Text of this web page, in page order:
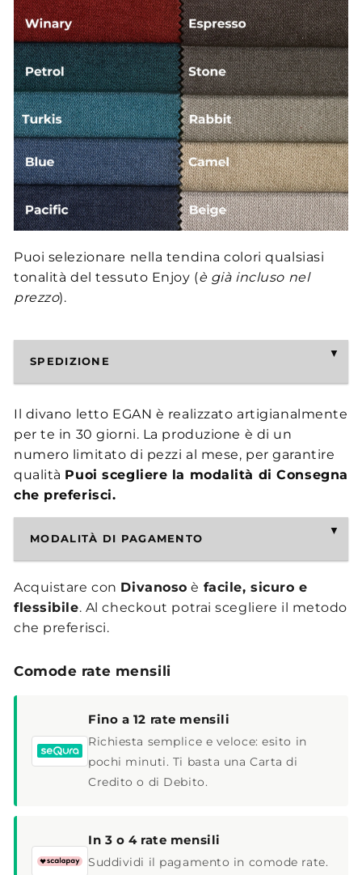
Puoi selezionare nella tendina colori qualsiasi
tonalità del tessuto Enjoy (è già incluso nel
prezzo).
SPEDIZIONE
Il divano letto EGAN è realizzato artigianalmente
per te in 30 giorni. La produzione è di un
numero limitato di pezzi al mese, per garantire
qualità Puoi scegliere la modalità di Consegna
che preferisci.
MODALITÀ DI PAGAMENTO
Acquistare con Divanoso è facile, sicuro e
flessibile. Al checkout potrai scegliere il metodo
che preferisci.
Comode rate mensili
Fino a 12 rate mensili
Richiesta semplice e veloce: esito in
pochi minuti. Ti basta una Carta di
Credito o di Debito.
In 3 o 4 rate mensili
Suddividi il pagamento in comode rate.